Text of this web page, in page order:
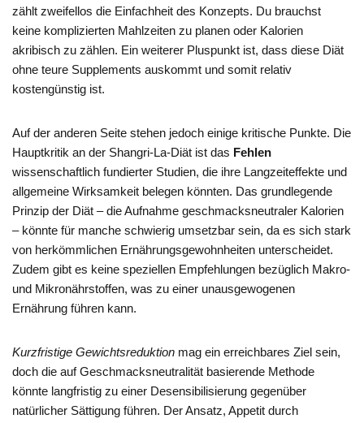
zählt zweifellos die Einfachheit des Konzepts. Du brauchst
keine komplizierten Mahlzeiten zu planen oder Kalorien
akribisch zu zählen. Ein weiterer Pluspunkt ist, dass diese Diät
ohne teure Supplements auskommt und somit relativ
kostengünstig ist.
Auf der anderen Seite stehen jedoch einige kritische Punkte. Die
Hauptkritik an der Shangri-La-Diät ist das Fehlen
wissenschaftlich fundierter Studien, die ihre Langzeiteffekte und
allgemeine Wirksamkeit belegen könnten. Das grundlegende
Prinzip der Diät – die Aufnahme geschmacksneutraler Kalorien
– könnte für manche schwierig umsetzbar sein, da es sich stark
von herkömmlichen Ernährungsgewohnheiten unterscheidet.
Zudem gibt es keine speziellen Empfehlungen bezüglich Makro-
und Mikronährstoffen, was zu einer unausgewogenen
Ernährung führen kann.
Kurzfristige Gewichtsreduktion mag ein erreichbares Ziel sein,
doch die auf Geschmacksneutralität basierende Methode
könnte langfristig zu einer Desensibilisierung gegenüber
natürlicher Sättigung führen. Der Ansatz, Appetit durch